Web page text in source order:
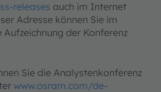
releases auch im Internet
Adresse können Sie im
Aufzeichnung der Konferenz
Sie die Analystenkonferenz
www.osram.com/de-